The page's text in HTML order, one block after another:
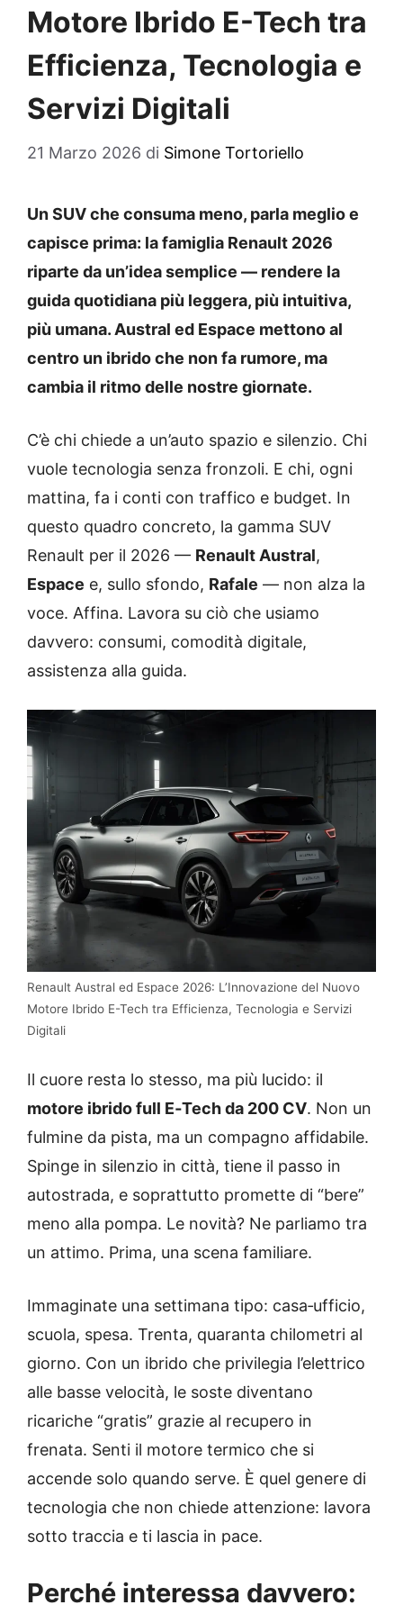
Motore Ibrido E-Tech tra
Efficienza, Tecnologia e
Servizi Digitali
21 Marzo 2026 di Simone Tortoriello
Un SUV che consuma meno, parla meglio e
capisce prima: la famiglia Renault 2026
riparte da un’idea semplice — rendere la
guida quotidiana più leggera, più intuitiva,
più umana. Austral ed Espace mettono al
centro un ibrido che non fa rumore, ma
cambia il ritmo delle nostre giornate.
C’è chi chiede a un’auto spazio e silenzio. Chi
vuole tecnologia senza fronzoli. E chi, ogni
mattina, fa i conti con traffico e budget. In
questo quadro concreto, la gamma SUV
Renault per il 2026 — Renault Austral,
Espace e, sullo sfondo, Rafale — non alza la
voce. Affina. Lavora su ciò che usiamo
davvero: consumi, comodità digitale,
assistenza alla guida.
Renault Austral ed Espace 2026: L’Innovazione del Nuovo
Motore Ibrido E-Tech tra Efficienza, Tecnologia e Servizi
Digitali
Il cuore resta lo stesso, ma più lucido: il
motore ibrido full E‑Tech da 200 CV. Non un
fulmine da pista, ma un compagno affidabile.
Spinge in silenzio in città, tiene il passo in
autostrada, e soprattutto promette di “bere”
meno alla pompa. Le novità? Ne parliamo tra
un attimo. Prima, una scena familiare.
Immaginate una settimana tipo: casa‑ufficio,
scuola, spesa. Trenta, quaranta chilometri al
giorno. Con un ibrido che privilegia l’elettrico
alle basse velocità, le soste diventano
ricariche “gratis” grazie al recupero in
frenata. Senti il motore termico che si
accende solo quando serve. È quel genere di
tecnologia che non chiede attenzione: lavora
sotto traccia e ti lascia in pace.
Perché interessa davvero: